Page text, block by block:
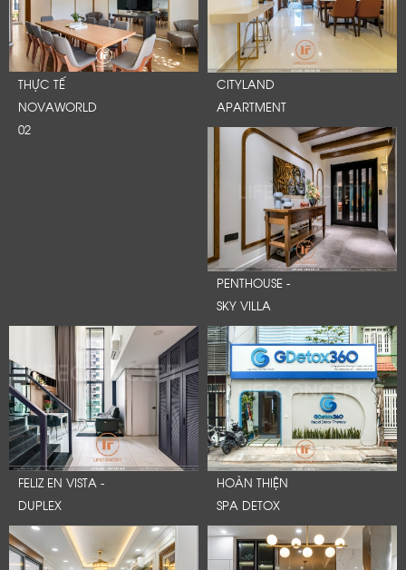
THỰC TẾ
NOVAWORLD
02
CITYLAND
APARTMENT
PENTHOUSE -
SKY VILLA
FELIZ EN VISTA -
DUPLEX
HOÀN THIỆN
SPA DETOX